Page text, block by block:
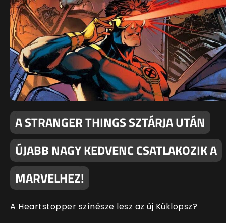
A STRANGER THINGS SZTÁRJA UTÁN
ÚJABB NAGY KEDVENC CSATLAKOZIK A
MARVELHEZ!
A Heartstopper színésze lesz az új Küklopsz?